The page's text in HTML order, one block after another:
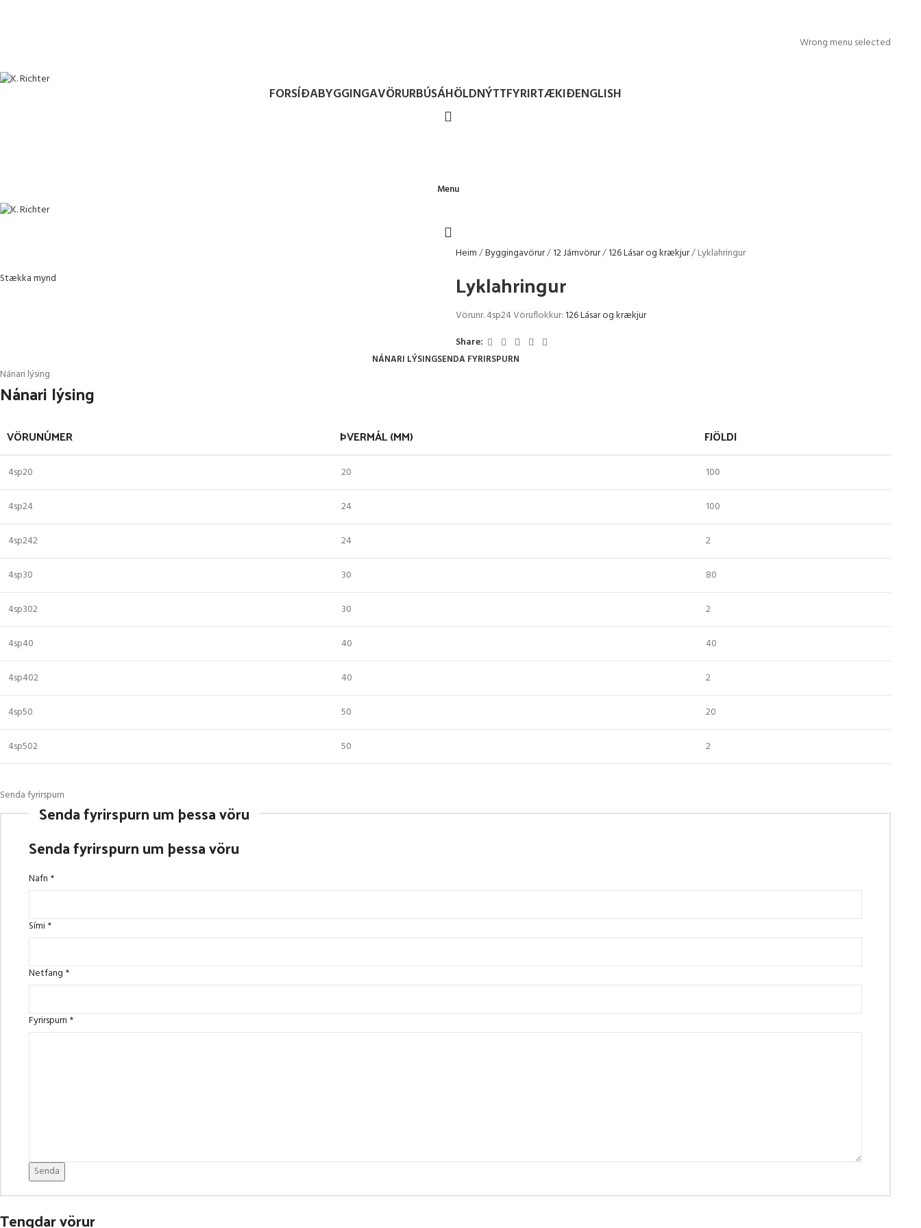
Wrong menu selected
FORSÍÐABYGGINGAVÖRURBÚSÁHÖLDNÝTTFYRIRTÆKIÐENGLISH
Menu
Stækka mynd
Heim Byggingavörur 12 Járnvörur 126 Lásar og krækjur Lyklahringur
Lyklahringur
Vörunr.4sp24Vöruflokkur:126 Lásar og krækjur
Share:
NÁNARI LÝSINGSENDA FYRIRSPURN
Nánari lýsing
Nánari lýsing
VÖRUNÚMER ÞVERMÁL (MM) FJÖLDI
4sp20 20 100
4sp24 24 100
4sp242 24 2
4sp30 30 80
4sp302 30 2
4sp40 40 40
4sp402 40 2
4sp50 50 20
4sp502 50 2
Senda fyrirspurn
Senda fyrirspurn um þessa vöru
Senda fyrirspurn um þessa vöru
Nafn *
Sími*
Netfang *
Fyrirspurn *
Senda
Tengdar vörur